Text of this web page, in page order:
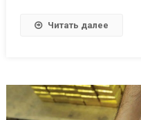
Читать далее